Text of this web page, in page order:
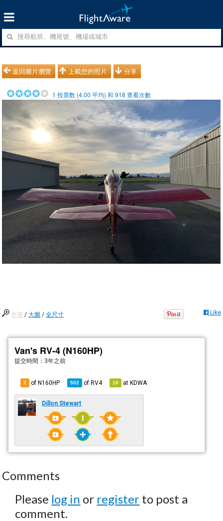
返回圖片瀏覽 上載您的照片 分享
1 投票数 (4.00 平均) 和918 查看次數
中等 /大圖 /全尺寸 Like
Van's RV-4 (N160HP)
提交時間： 3年之前
2 of N160HP 502 ofRV4 10 atKDWA
Dillon Stewart
Comments
Please log in or register to post a
comment.